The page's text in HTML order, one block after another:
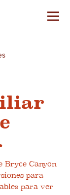
Bryce Canyon
para
para ver